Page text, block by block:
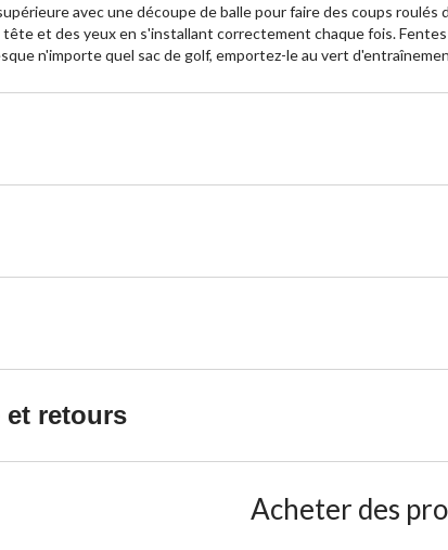
avec une découpe de balle pour faire des coups
et des yeux en s'installant correctement chaque fois.
n'importe quel sac de golf, emportez-le au vert
et retours
Acheter des